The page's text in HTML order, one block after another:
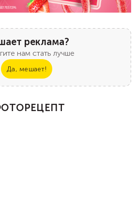
реклама?
нам стать лучше
Да, мешает!